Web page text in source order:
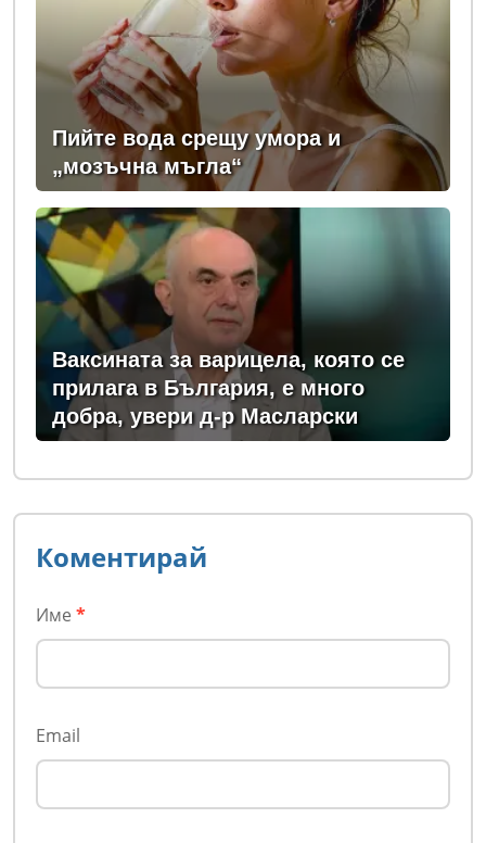
Пийте вода срещу умора и
„мозъчна мъгла“
Ваксината за варицела, която се
прилага в България, е много
добра, увери д-р Масларски
Коментирай
Име *
Email